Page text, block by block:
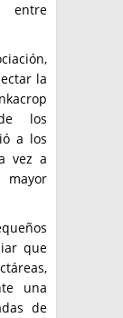
entre
la
los
a los
vez a
mayor
que
una
de